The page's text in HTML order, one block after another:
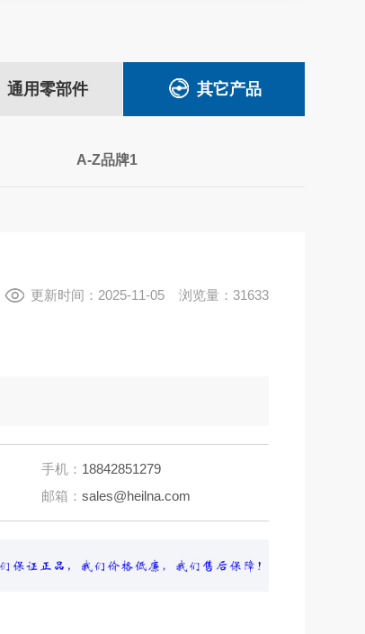
通用零部件 其它产品
A-Z品牌1
更新时间：2025-11-05 浏览量：31633
手机： 18842851279
邮箱：sales@heilna.com